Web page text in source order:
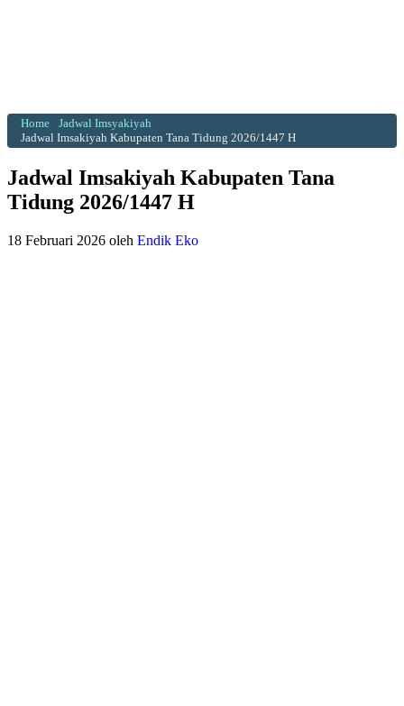
Home
Jadwal Imsyakiyah
Jadwal Imsakiyah Kabupaten Tana Tidung 2026/1447 H
Jadwal Imsakiyah Kabupaten Tana
Tidung 2026/1447 H
18 Februari 2026 oleh Endik Eko